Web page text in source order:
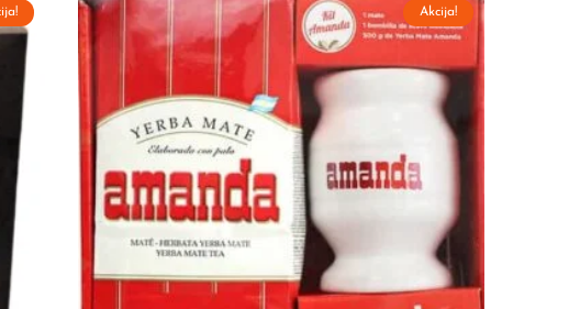
Akcija!